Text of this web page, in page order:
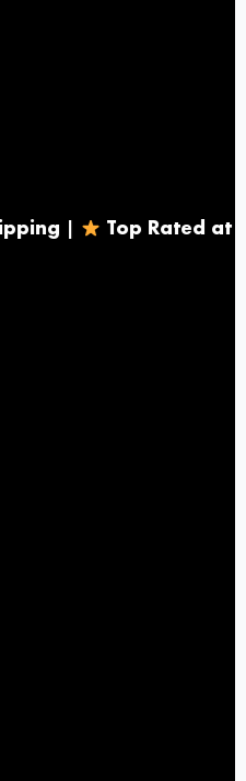
Top Rated at Truspilot |